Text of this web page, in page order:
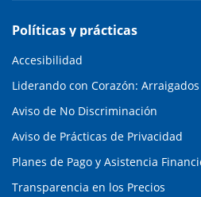
Políticas y prácticas
Accesibilidad
Liderando con Corazón:
Aviso de No Discriminación
Aviso de Prácticas de Privacidad
Planes de Pago y Asistencia
Transparencia en los Precios